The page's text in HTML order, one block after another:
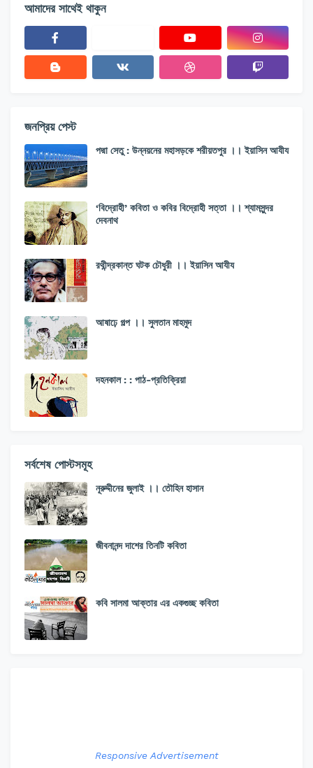
আমাদের সাথেই থাকুন
জনপ্রিয় পেস্ট
পদ্মা সেতু : উন্নয়নের মহাসড়কে শরীয়তপুর ।। ইয়াসিন আযীয
‘বিদ্রোহী’ কবিতা ও কবির বিদ্রোহী সত্তা ।। শ্যামসুন্দর
দেবনাথ
রথীন্দ্রকান্ত ঘটক চৌধুরী ।। ইয়াসিন আযীয
আষাঢ়ে গল্প ।। সুলতান মাহমুদ
দহনকাল : : পাঠ-প্রতিক্রিয়া
সর্বশেষ পোস্টসমূহ
নূরুদ্দীনের জুলাই ।। তৌহিন হাসান
জীবনানন্দ দাশের তিনটি কবিতা
কবি সালমা আক্তার এর একগুচ্ছ কবিতা
Responsive Advertisement